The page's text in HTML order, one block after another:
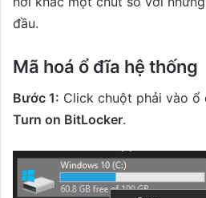
đầu.
Mã hoá ổ đĩa hệ thống
Bước 1: Click chuột phải vào
Turn on BitLocker.